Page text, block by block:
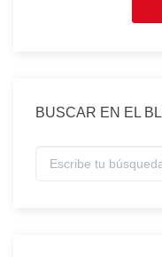
BUSCAR EN EL